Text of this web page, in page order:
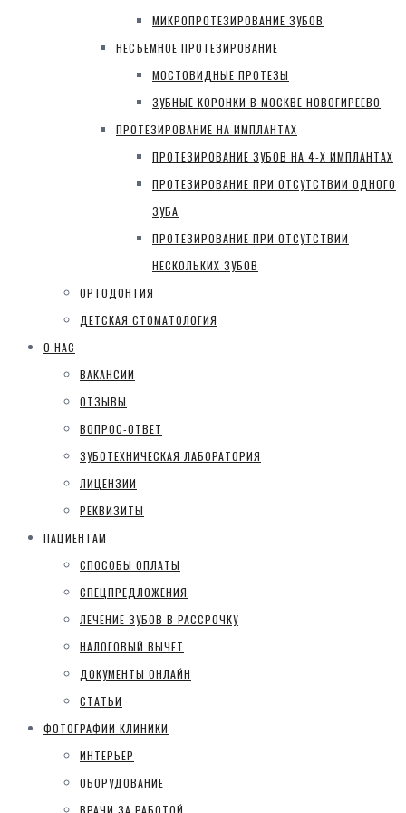
МИКРОПРОТЕЗИРОВАНИЕ ЗУБОВ
НЕСЪЕМНОЕ ПРОТЕЗИРОВАНИЕ
МОСТОВИДНЫЕ ПРОТЕЗЫ
ЗУБНЫЕ КОРОНКИ В МОСКВЕ НОВОГИРЕЕВО
ПРОТЕЗИРОВАНИЕ НА ИМПЛАНТАХ
ПРОТЕЗИРОВАНИЕ ЗУБОВ НА 4-Х ИМПЛАНТАХ
ПРОТЕЗИРОВАНИЕ ПРИ ОТСУТСТВИИ ОДНОГО
ЗУБА
ПРОТЕЗИРОВАНИЕ ПРИ ОТСУТСТВИИ
НЕСКОЛЬКИХ ЗУБОВ
ОРТОДОНТИЯ
ДЕТСКАЯ СТОМАТОЛОГИЯ
О НАС
ВАКАНСИИ
ОТЗЫВЫ
ВОПРОС-ОТВЕТ
ЗУБОТЕХНИЧЕСКАЯ ЛАБОРАТОРИЯ
ЛИЦЕНЗИИ
РЕКВИЗИТЫ
ПАЦИЕНТАМ
СПОСОБЫ ОПЛАТЫ
СПЕЦПРЕДЛОЖЕНИЯ
ЛЕЧЕНИЕ ЗУБОВ В РАССРОЧКУ
НАЛОГОВЫЙ ВЫЧЕТ
ДОКУМЕНТЫ ОНЛАЙН
СТАТЬИ
ФОТОГРАФИИ КЛИНИКИ
ИНТЕРЬЕР
ОБОРУДОВАНИЕ
ВРАЧИ ЗА РАБОТОЙ